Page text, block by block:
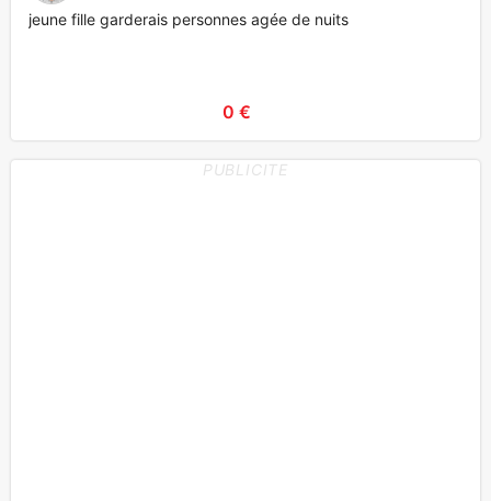
jeune fille garderais personnes agée de nuits
0 €
PUBLICITE